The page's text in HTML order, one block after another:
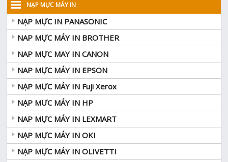
NẠP MỰC MÁY IN
NẠP MỰC IN PANASONIC
NAP MỰC MÁY IN BROTHER
NAP MỰC MAY IN CANON
NAP MỰC MÁY IN EPSON
NẠP MỰC MÁY IN Fuji Xerox
NẠP MƯC MÁY IN HP
NAP MỰC MÁY IN LEXMART
NẠP MỰC MÁY IN OKI
NẠP MỰC MÁY IN OLIVETTI